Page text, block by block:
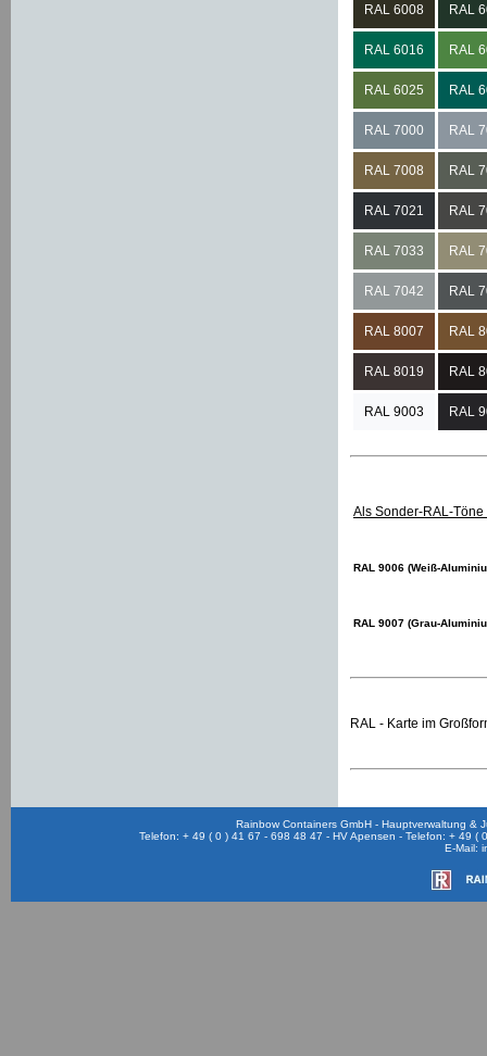
RAL 6008 RAL
RAL 6016 RAL
RAL 6025 RAL
RAL 7000 RAL
RAL 7008 RAL
RAL 7021 RAL
RAL 7033 RAL
RAL 7042 RAL
RAL 8007 RAL
RAL 8019 RAL
RAL 9003 RAL
Als Sonder-RAL-
RAL 9006 (Weiß-
RAL 9007 (Grau-
RAL - Karte im
Rainbow Containers GmbH - Hauptverwaltung &
Telefon: + 49 ( 0 ) 41 67 - 698 48 47 - HV Apensen - Telefon: + 49
E-Mail: